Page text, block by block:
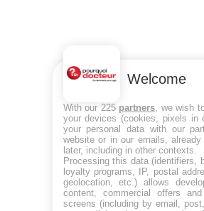
Welcome
With our 225 partners , we wish
your devices (cookies, pixels in
your personal data with our
website or in our emails,
later, including in other contexts.
Processing this data (identifiers,
loyalty programs, IP, postal
geolocation, etc.) allows
content, commercial offers
screens (including by email,